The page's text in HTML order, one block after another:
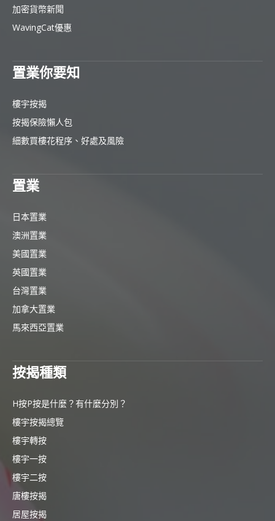
加密貨幣新聞
WavingCat優惠
置業你要知
樓宇按揭
按揭保險懶人包
細數買樓花程序、好處及風險
置業
日本置業
澳洲置業
美國置業
英國置業
台灣置業
加拿大置業
馬來西亞置業
按揭種類
H按P按是什麼？有什麼分別？
樓宇按揭總覽
樓宇轉按
樓宇一按
樓宇二按
唐樓按揭
居屋按揭